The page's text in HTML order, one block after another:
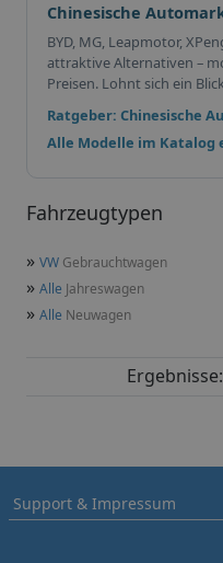
Chinesische
BYD, MG, Leapmotor,
attraktive Alternativen –
Preisen. Lohnt sich ein
Ratgeber: Chinesische
Alle Modelle im Katalog
Fahrzeugtypen
» VW Gebrauchtwagen
» Alle Jahreswagen
» Alle Neuwagen
Ergebnisse:
Support & Impressum